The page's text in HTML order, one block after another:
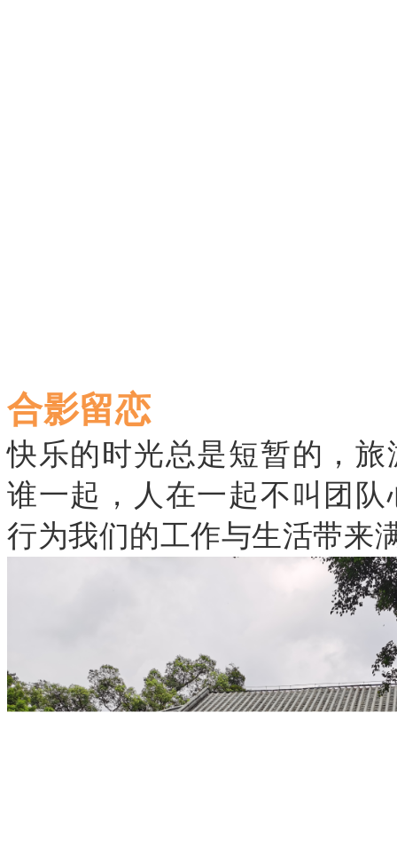
合影留恋
快乐的时光总是短暂的，旅
谁一起， 人在一起不叫团队
行为我们的工作与生活带来